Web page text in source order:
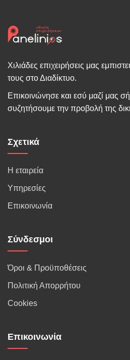
Χιλιάδες επιχειρήσεις μας
τους στο Διαδίκτυο.
Επικοινώνησε και εσύ μαζί μας
συζητήσουμε την προβολή της
Σχετικά
Η εταιρεία
Υπηρεσίες
Επικοινωνία
Σύνδεσμοι
Όροι & Προϋποθέσεις
Πολιτική Απορρήτου
Cookies
Επικοινωνία